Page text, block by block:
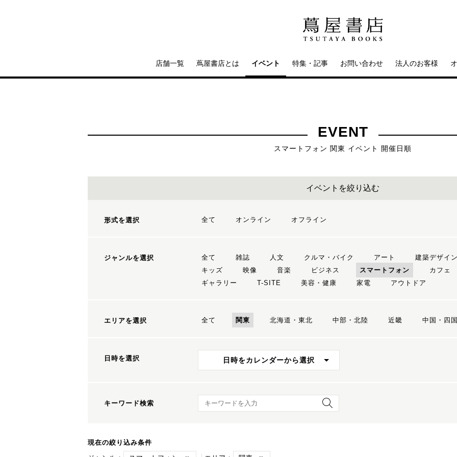
店舗一覧 蔦屋書店とは イベント 特集・記事 お問い合わせ 法人のお客様
EVENT
スマートフォン 関東 イベント 開催日順
イベントを絞り込む
形式を選択 全て オンライン オフライン
ジャンルを選択 全て 雑誌 人文 クルマ・バイク アート 建築デザイン
キッズ
映像 音楽 ビジネス スマートフォン カフェ
ギャラリー
T-SITE 美容・健康 家電 アウトドア
エリアを選択 全て 関東 北海道・東北 中部・北陸 近畿 中国・四国
日時を選択 日時をカレンダーから選択
キーワード検索 キーワード検索
現在の絞り込み条件